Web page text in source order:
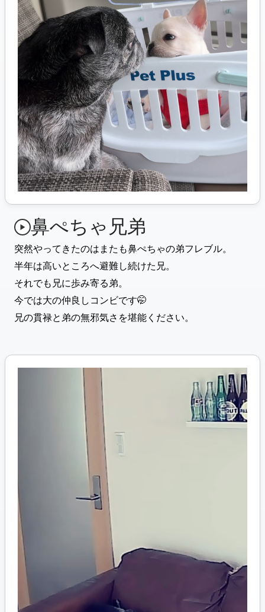
鼻ぺちゃ兄弟
突然やってきたのはまたも鼻ぺちゃの弟フレブル。
半年は高いところへ避難し続けた兄。
それでも兄に歩み寄る弟。
今では大の仲良しコンビです🤭
兄の貫禄と弟の無邪気さを堪能ください。